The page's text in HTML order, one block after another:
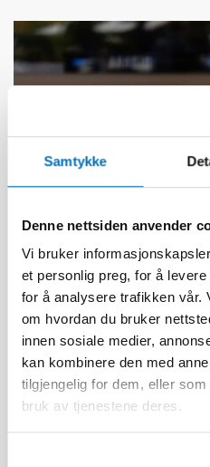
Samtykke
Denne nettsiden anvender
Vi bruker
et personlig preg, for å
for å analysere trafikken vår.
om hvordan du bruker
innen sosiale medier,
kan kombinere den med
tilgjengelig for dem, eller
bruk av tjenestene deres.
FUNKSJONSHINDER
17 jun 2026
“Active citizenship is
right”